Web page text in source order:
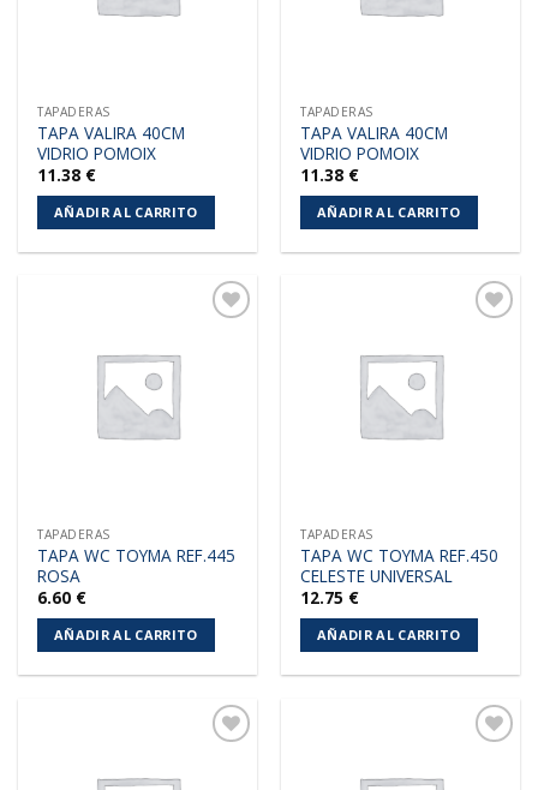
TAPADERAS
TAPA VALIRA 40CM
VIDRIO POMOIX
11.38 €
AÑADIR AL CARRITO
TAPADERAS
TAPA VALIRA 40CM
VIDRIO POMOIX
11.38 €
AÑADIR AL CARRITO
TAPADERAS
TAPA WC TOYMA REF.445
ROSA
6.60 €
AÑADIR AL CARRITO
TAPADERAS
TAPA WC TOYMA REF.450
CELESTE UNIVERSAL
12.75 €
AÑADIR AL CARRITO